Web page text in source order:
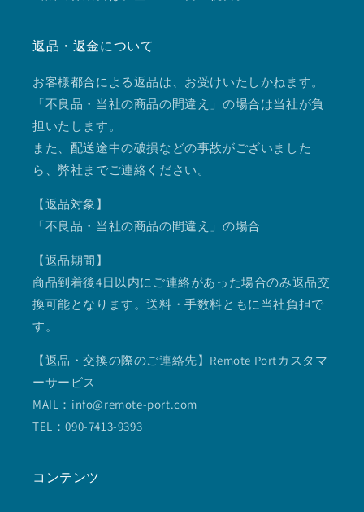
返品・返金について
お客様都合による返品は、お受けいたしかねます。
「不良品・当社の商品の間違え」の場合は当社が負
担いたします。
また、配送途中の破損などの事故がございました
ら、弊社までご連絡ください。
【返品対象】
「不良品・当社の商品の間違え」の場合
【返品期間】
商品到着後4日以内にご連絡があった場合のみ返品交
換可能となります。送料・手数料ともに当社負担で
す。
【返品・交換の際のご連絡先】Remote Portカスタマ
ーサービス
MAIL：info@remote-port.com
TEL：090-7413-9393
コンテンツ